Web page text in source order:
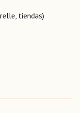
tiendas)